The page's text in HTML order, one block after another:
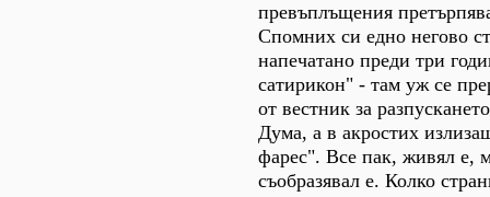
превъплъщения
Спомних си едно негово
напечатано преди три
сатирикон" - там уж се
от вестник за
Дума, а в акростих
фарес". Все пак, живял е,
съобразявал е. Колко